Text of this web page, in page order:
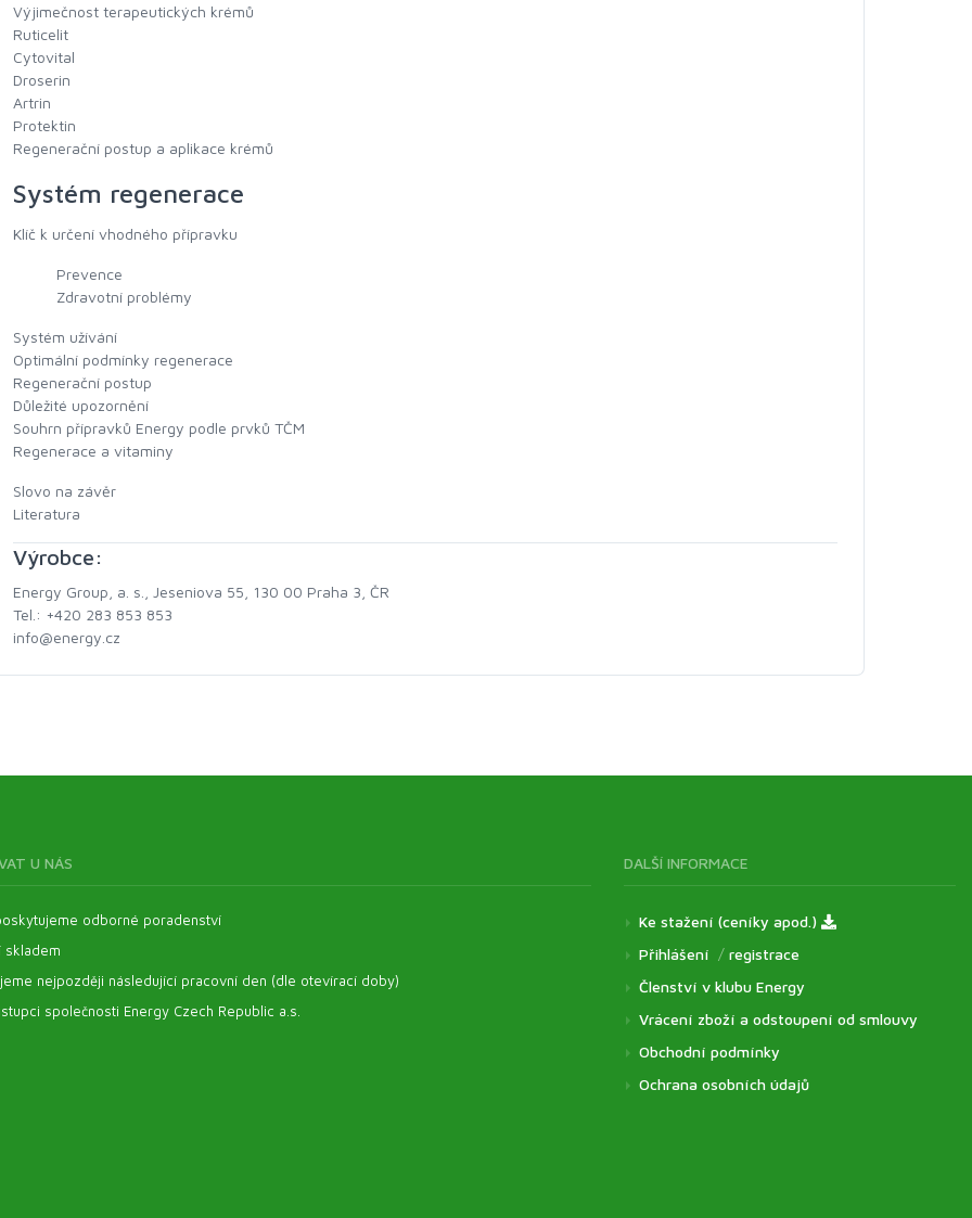
Výjimečnost terapeutických krémů
Ruticelit
Cytovital
Droserin
Artrin
Protektin
Regenerační postup a aplikace krémů
Systém regenerace
Klíč k určení vhodného přípravku
Prevence
Zdravotní problémy
Systém užívání
Optimální podmínky regenerace
Regenerační postup
Důležité upozornění
Souhrn přípravků Energy podle prvků TČM
Regenerace a vitaminy
Slovo na závěr
Literatura
Výrobce:
Energy Group, a. s., Jeseniova 55, 130 00 Praha 3, ČR
Tel.: +420 283 853 853
info@energy.cz
U NÁS
odborné poradenství
skladem
nejpozději následující pracovní den (dle otevírací doby)
společnosti Energy Czech Republic a.s.
DALŠÍ INFORMACE
Ke stažení (ceníky apod.)
Přihlášení / registrace
Členství v klubu Energy
Vrácení zboží a odstoupení od smlouvy
Obchodní podmínky
Ochrana osobních údajů